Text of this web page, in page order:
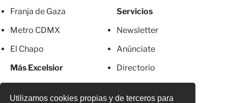
Utilizamos cookies propias y de terceros para
Franja de Gaza
Metro CDMX
El Chapo
Más Excelsior
Servicios
Newsletter
Anúnciate
Directorio